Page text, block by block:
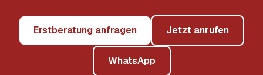
Erstberatung anfragen Jetzt anrufen
WhatsApp